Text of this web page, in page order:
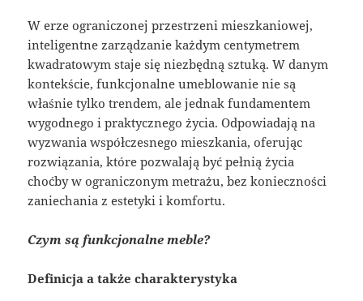
W erze ograniczonej przestrzeni mieszkaniowej,
inteligentne zarządzanie każdym centymetrem
kwadratowym staje się niezbędną sztuką. W danym
kontekście, funkcjonalne umeblowanie nie są
właśnie tylko trendem, ale jednak fundamentem
wygodnego i praktycznego życia. Odpowiadają na
wyzwania współczesnego mieszkania, oferując
rozwiązania, które pozwalają być pełnią życia
choćby w ograniczonym metrażu, bez konieczności
zaniechania z estetyki i komfortu.
Czym są funkcjonalne meble?
Definicja a także charakterystyka